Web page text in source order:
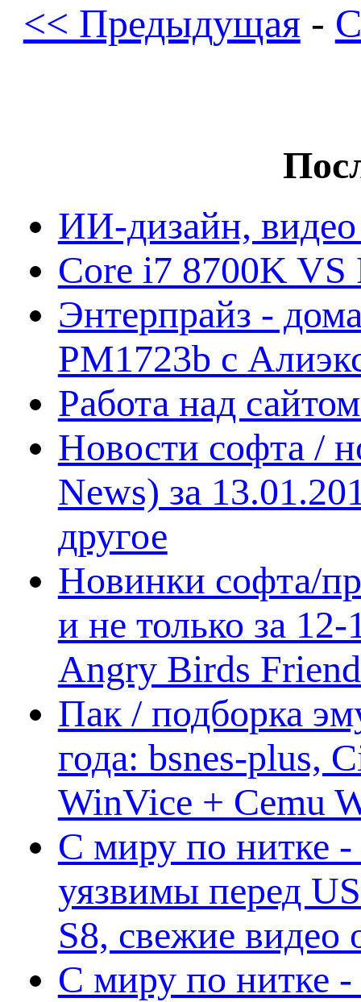
<< Предыдущая-
ИИ-дизайн,
Core i7 8700K VS
Энтерпрайз -
PM1723b с
Работа над
Новости софта /
News) за
другое
Новинки софта/
и не только за
Angry Birds
Пак / подборка
года: bsnes-plus,
WinVice + Cemu
С миру по нитке
уязвимы перед
S8, свежие
С миру по нитке -